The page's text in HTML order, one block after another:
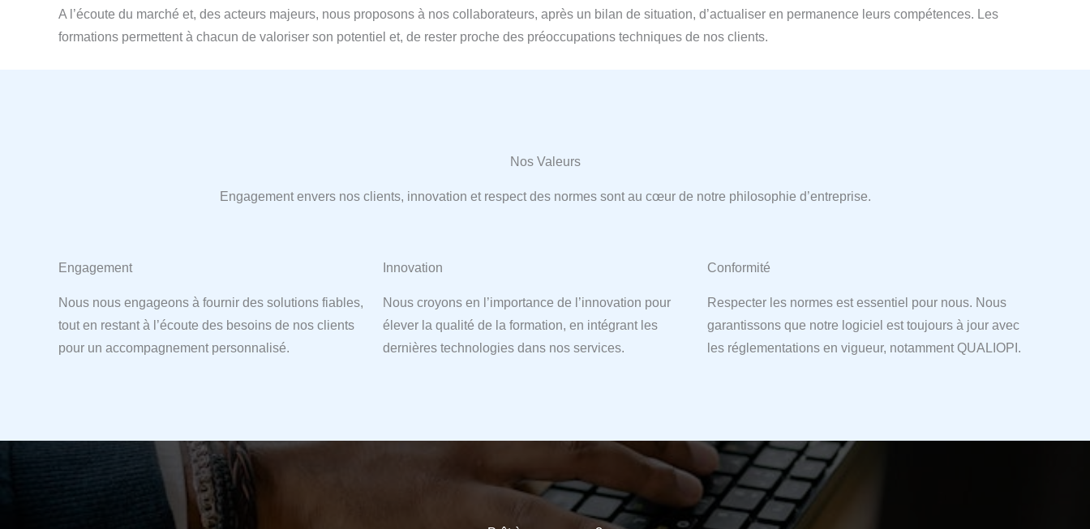
A l’écoute du marché et, des acteurs majeurs, nous proposons à nos collaborateurs, après un bilan de situation, d’actualiser en permanence leurs compétences. Les
formations permettent à chacun de valoriser son potentiel et, de rester proche des préoccupations techniques de nos clients.
Nos Valeurs
Engagement envers nos clients, innovation et respect des normes sont au cœur de notre philosophie d’entreprise.
Engagement
Nous nous engageons à fournir des solutions fiables,
tout en restant à l’écoute des besoins de nos clients
pour un accompagnement personnalisé.
Innovation
Nous croyons en l’importance de l’innovation pour
élever la qualité de la formation, en intégrant les
dernières technologies dans nos services.
Conformité
Respecter les normes est essentiel pour nous. Nous
garantissons que notre logiciel est toujours à jour avec
les réglementations en vigueur, notamment QUALIOPI.